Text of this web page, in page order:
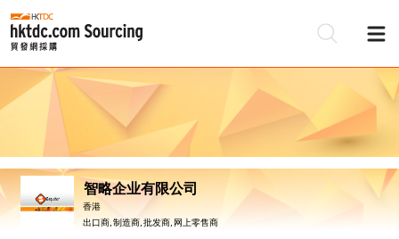
智略企业有限公司
香港
出口商, 制造商, 批发商, 网上零售商